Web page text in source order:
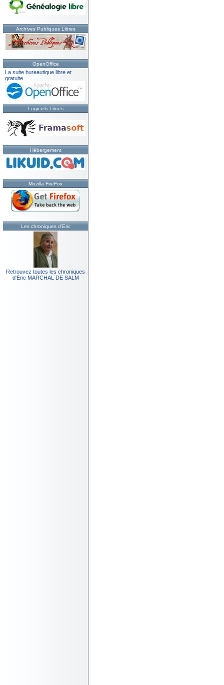
Archives Publiques Libres
OpenOffice
La suite bureautique libre et
gratuite
Logiciels Libres
Hébergement
Mozilla FireFox
Les chroniques d'Eric
Retrouvez toutes les chroniques
d'Eric MARCHAL DE SALM